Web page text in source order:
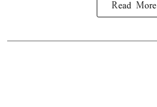
Read More